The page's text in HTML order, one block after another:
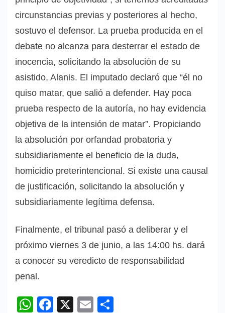
circunstancias previas y posteriores al hecho,
sostuvo el defensor. La prueba producida en el
debate no alcanza para desterrar el estado de
inocencia, solicitando la absolución de su
asistido, Alanis. El imputado declaró que “él no
quiso matar, que salió a defender. Hay poca
prueba respecto de la autoría, no hay evidencia
objetiva de la intensión de matar”. Propiciando
la absolución por orfandad probatoria y
subsidiariamente el beneficio de la duda,
homicidio preterintencional. Si existe una causal
de justificación, solicitando la absolución y
subsidiariamente legítima defensa.
Finalmente, el tribunal pasó a deliberar y el
próximo viernes 3 de junio, a las 14:00 hs. dará
a conocer su veredicto de responsabilidad
penal.
WhatsApp
Facebook
X Email